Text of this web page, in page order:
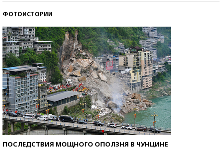
ФОТОИСТОРИИ
ПОСЛЕДСТВИЯ МОЩНОГО ОПОЛЗНЯ В ЧУНЦИНЕ